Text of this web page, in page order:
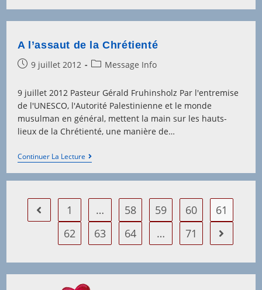
Jeux…
Meurtres
Gaza
A l’assaut de la Chrétienté
Post9 juillet 2012
PostMessage Info
9 juillet 2012 Pasteur Gérald Fruhinsholz Par l'entremise
de l'UNESCO, l'Autorité Palestinienne et le monde
musulman en général, mettent la main sur les hauts-
lieux de la Chrétienté, une manière de…
Continuer La LectureA
L’assaut
De
La
Go to the previous page
1 … 58 59 60
61
62
63 64 … 71 Aller à la